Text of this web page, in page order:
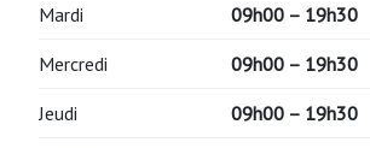
Mardi 09h00 – 19h30
Mercredi 09h00 – 19h30
Jeudi 09h00 – 19h30